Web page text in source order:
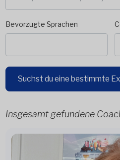
Bevorzugte Sprachen
Suchst du eine bestimmte
Insgesamt gefundene